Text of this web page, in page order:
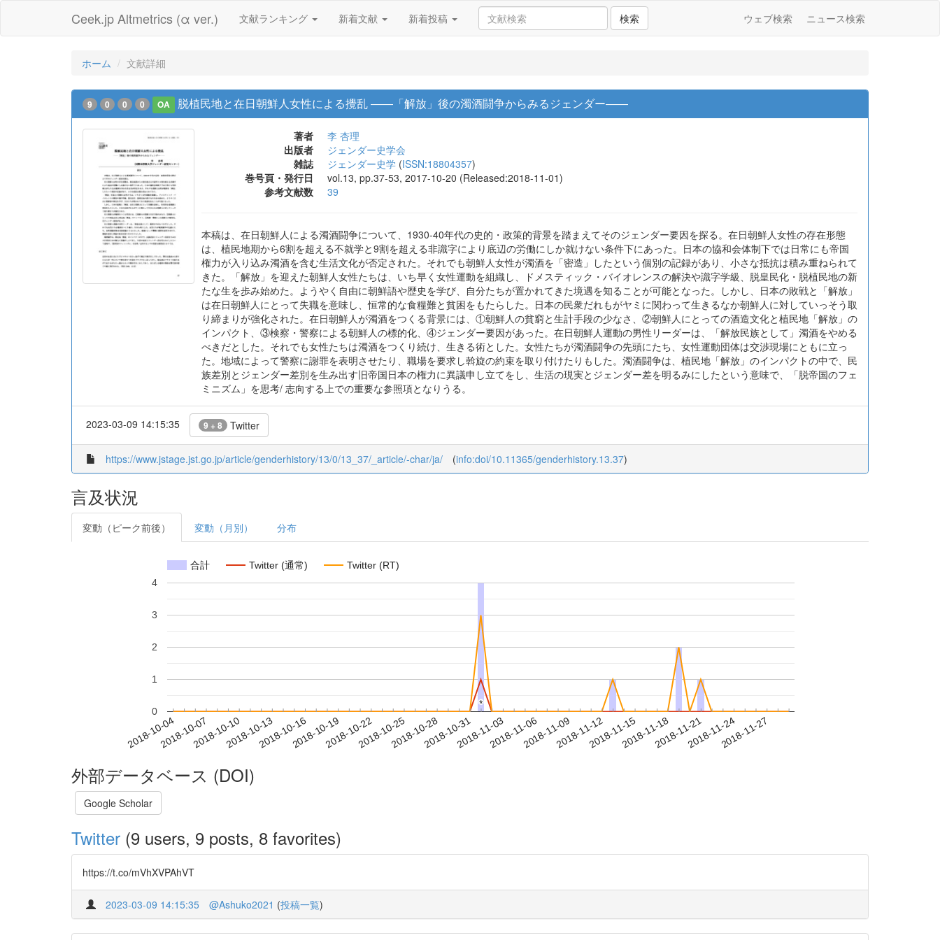
Ceek.jp Altmetrics (α ver.) 文献ランキング 新着文献 新着投稿 検索 ウェブ検索 ニュース検索
ホーム 文献詳細
9 0 0 0 OA 脱植民地と在日朝鮮人女性による攪乱 ――「解放」後の濁酒闘争からみるジェンダー――
著者
李 杏理
出版者
ジェンダー史学会
雑誌
ジェンダー史学 (ISSN:18804357)
巻号頁・発行日
vol.13, pp.37-53, 2017-10-20 (Released:2018-11-01)
参考文献数
39
本稿は、在日朝鮮人による濁酒闘争について、1930-40年代の史的・政策的背景を踏まえてそのジェンダー要因を探る。在日朝鮮人女性の存在形態
は、植民地期から6割を超える不就学と9割を超える非識字により底辺の労働にしか就けない条件下にあった。日本の協和会体制下では日常にも帝国
権力が入り込み濁酒を含む生活文化が否定された。それでも朝鮮人女性が濁酒を「密造」したという個別の記録があり、小さな抵抗は積み重ねられて
きた。「解放」を迎えた朝鮮人女性たちは、いち早く女性運動を組織し、ドメスティック・バイオレンスの解決や識字学級、脱皇民化・脱植民地の新
たな生を歩み始めた。ようやく自由に朝鮮語や歴史を学び、自分たちが置かれてきた境遇を知ることが可能となった。しかし、日本の敗戦と「解放」
は在日朝鮮人にとって失職を意味し、恒常的な食糧難と貧困をもたらした。日本の民衆だれもがヤミに関わって生きるなか朝鮮人に対していっそう取
り締まりが強化された。在日朝鮮人が濁酒をつくる背景には、①朝鮮人の貧窮と生計手段の少なさ、②朝鮮人にとっての酒造文化と植民地「解放」の
インパクト、③検察・警察による朝鮮人の標的化、④ジェンダー要因があった。在日朝鮮人運動の男性リーダーは、「解放民族として」濁酒をやめる
べきだとした。それでも女性たちは濁酒をつくり続け、生きる術とした。女性たちが濁酒闘争の先頭にたち、女性運動団体は交渉現場にともに立っ
た。地域によって警察に謝罪を表明させたり、職場を要求し斡旋の約束を取り付けたりもした。濁酒闘争は、植民地「解放」のインパクトの中で、民
族差別とジェンダー差別を生み出す旧帝国日本の権力に異議申し立てをし、生活の現実とジェンダー差を明るみにしたという意味で、「脱帝国のフェ
ミニズム」を思考/ 志向する上での重要な参照項となりうる。
2023-03-09 14:15:35 9 + 8 Twitter
https://www.jstage.jst.go.jp/article/genderhistory/13/0/13_37/_article/-char/ja/ (info:doi/10.11365/genderhistory.13.37)
言及状況
変動（ピーク前後） 変動（月別） 分布
合計 Twitter (通常) Twitter (RT)
2018-10-042018-10-072018-10-102018-10-132018-10-162018-10-192018-10-222018-10-252018-10-282018-10-312018-11-032018-11-062018-11-092018-11-122018-11-152018-11-182018-11-212018-11-242018-11-27
0
1
2
3
4
*
*
外部データベース (DOI)
Google Scholar
Twitter (9 users, 9 posts, 8 favorites)
https://t.co/mVhXVPAhVT
2023-03-09 14:15:35 @Ashuko2021 (投稿一覧)